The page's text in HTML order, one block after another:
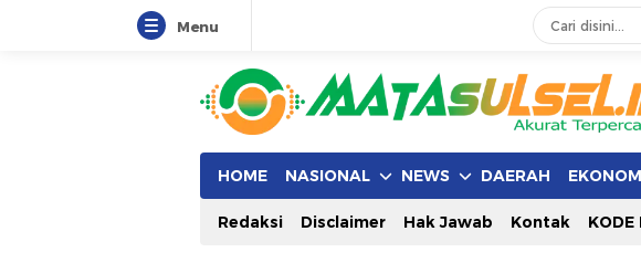
Menu
HOME NASIONAL NEWS DAERAH
Redaksi Disclaimer Hak Jawab Kontak KODE